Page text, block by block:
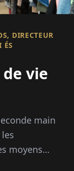
DIRECTEUR
ÉS
vie
main
moyens